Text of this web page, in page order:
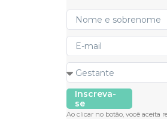
Inscreva-
se
Ao clicar no botão, você aceita